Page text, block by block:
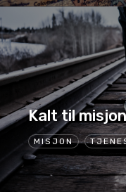
MISJON
Kalt til misjon